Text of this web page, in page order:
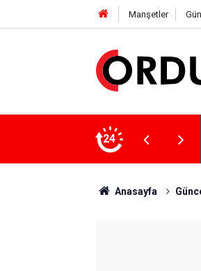
Manşetler
24
4 MİLYON LİRAYA YAKIN DESTEK
Anasayfa